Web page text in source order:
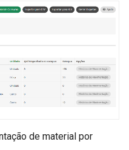
de material por